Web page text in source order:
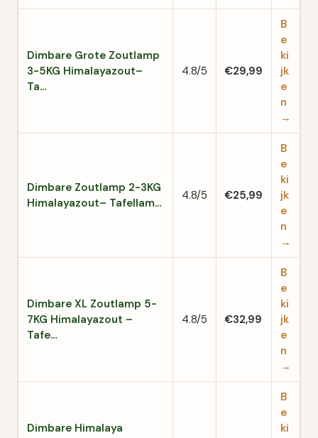
Dimbare Grote Zoutlamp
3-5KG Himalayazout–
Ta…
4.8/5 €29,99
B
e
ki
jk
e
n
→
Dimbare Zoutlamp 2-3KG
Himalayazout– Tafellam…
4.8/5 €25,99
B
e
ki
jk
e
n
→
Dimbare XL Zoutlamp 5-
7KG Himalayazout –
Tafe…
4.8/5 €32,99
B
e
ki
jk
e
n
→
Dimbare Himalaya
B
e
ki